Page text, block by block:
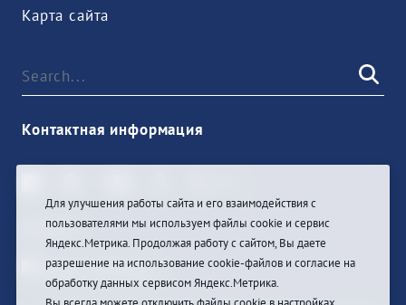
Карта сайта
Контактная информация
Sign In
Для улучшения работы сайта и его взаимодействия с
пользователями мы используем файлы cookie и сервис
Яндекс.Метрика. Продолжая работу с сайтом, Вы даете
разрешение на использование cookie-файлов и согласие на
обработку данных сервисом Яндекс.Метрика.